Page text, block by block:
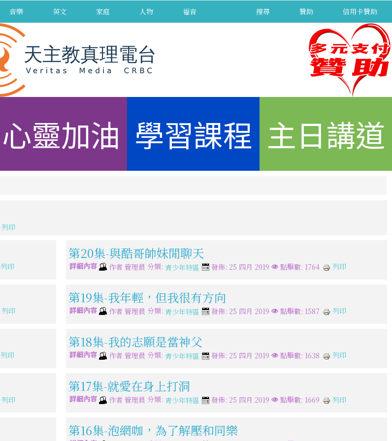
音樂 英文 家庭 人物 福音 搜尋 贊助 信用卡贊助
心靈加油 學習課程 主日講道
列印
列印
第20集-與酷哥帥妹閒聊天
詳細內容 作者 管理員 分類: 青少年特區 發佈: 25 四月 2019 點擊數: 1764 列印
列印
第19集-我年輕，但我很有方向
詳細內容 作者 管理員 分類: 青少年特區 發佈: 25 四月 2019 點擊數: 1587 列印
列印
第18集-我的志願是當神父
詳細內容 作者 管理員 分類: 青少年特區 發佈: 25 四月 2019 點擊數: 1638 列印
列印
第17集-就愛在身上打洞
詳細內容 作者 管理員 分類: 青少年特區 發佈: 25 四月 2019 點擊數: 1669 列印
第16集-泡網咖，為了解壓和同樂